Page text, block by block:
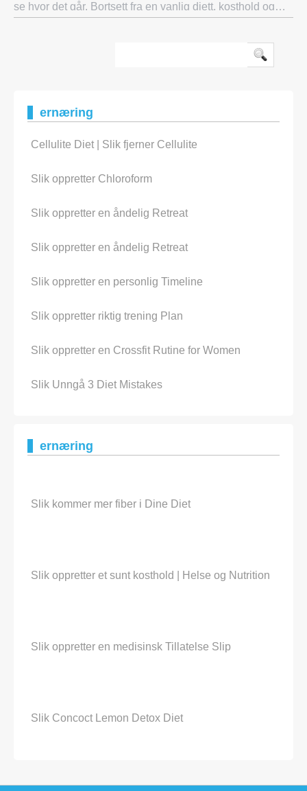
se hvor det går. Bortsett fra en vanlig diett, kosthold og
ernæring
Cellulite Diet | Slik fjerner Cellulite
Slik oppretter Chloroform
Slik oppretter en åndelig Retreat
Slik oppretter en åndelig Retreat
Slik oppretter en personlig Timeline
Slik oppretter riktig trening Plan
Slik oppretter en Crossfit Rutine for Women
Slik Unngå 3 Diet Mistakes
ernæring
Slik kommer mer fiber i Dine Diet
Slik oppretter et sunt kosthold | Helse og Nutrition
Slik oppretter en medisinsk Tillatelse Slip
Slik Concoct Lemon Detox Diet